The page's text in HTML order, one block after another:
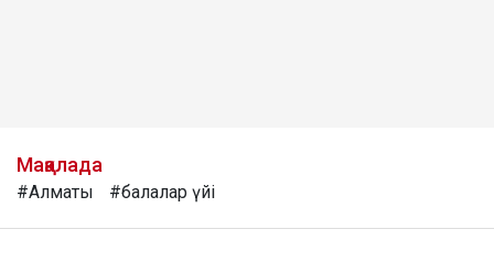
Мақалада
#Алматы #балалар үйі